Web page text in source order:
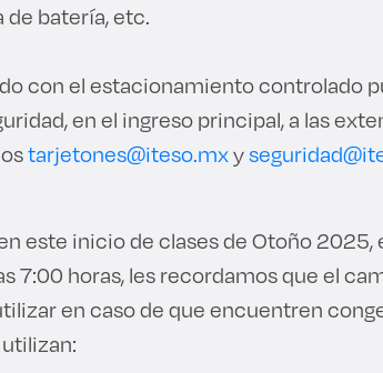
de batería, etc.
con el estacionamiento controlado
en el ingreso principal, a las
tarjetones@iteso.mxy
este inicio de clases de Otoño 2025,
7:00 horas, les recordamos que el
en caso de que encuentren